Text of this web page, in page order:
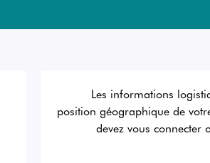
Les informations
position géographique de
devez vous connecter